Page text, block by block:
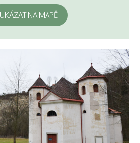
UKÁZAT NA MAPĚ